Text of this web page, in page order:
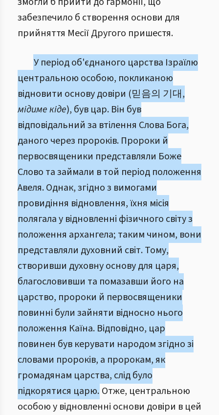
забезпечило б створення основи для
прийняття Месії Другого пришестя.
У період об'єднаного царства Ізраїлю
центральною особою, покликаною
відновити основу довіри (믿음의 기대,
мідиме кіде), був цар. Він був
відповідальний за втілення Слова Бога,
даного через пророків. Пророки й
первосвященики представляли Боже
Слово та займали в той період положення
Авеля. Однак, згідно з вимогами
провидіння відновлення, їхня місія
полягала у відновленні фізичного світу з
положення архангела; таким чином, вони
представляли духовний світ. Тому,
створивши духовну основу для царя,
благословивши та помазавши його на
царство, пророки й первосвященики
повинні були зайняти відносно нього
положення Каїна. Відповідно, цар
повинен був керувати народом згідно зі
словами пророків, а пророкам, як
громадянам царства, слід було
підкорятися царю. Отже, центральною
особою у відновленні основи довіри в цей